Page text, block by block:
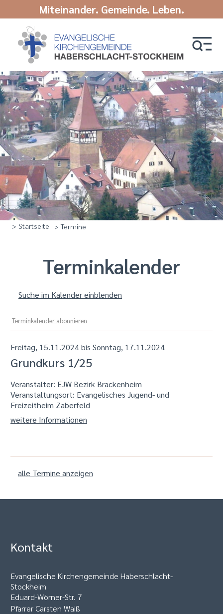
Miteinander. Gemeinde. Leben.
> Startseite > Termine
Termin­kalender
Suche im Kalender einblenden
Terminkalender abonnieren
Freitag, 15.11.2024 bis Sonntag, 17.11.2024
Grundkurs 1/25
Veranstalter: EJW Bezirk Brackenheim
Veranstaltungsort: Evangelisches Jugend- und
Freizeitheim Zaberfeld
weitere Informationen
alle Termine anzeigen
Kontakt
Evangelische Kirchengemeinde Haberschlacht-
Stockheim
Eduard-Wörner-Str. 7
Pfarrer Carsten Waiß